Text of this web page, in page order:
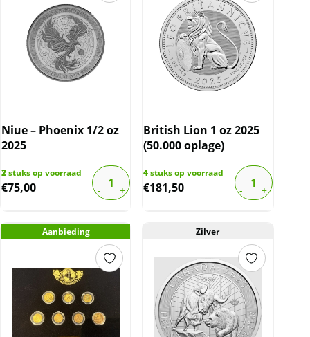
Niue – Phoenix 1/2 oz
2025
2stuks op voorraad
€75,00
British Lion 1 oz 2025
(50.000 oplage)
4stuks op voorraad
€181,50
Aanbieding Zilver